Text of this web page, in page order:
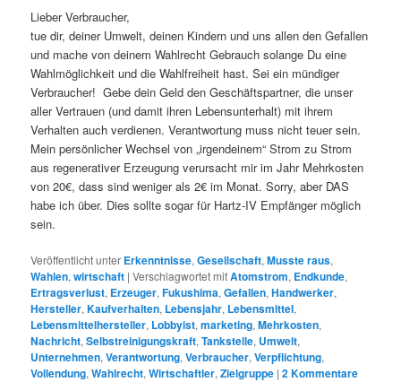
Lieber Verbraucher,
tue dir, deiner Umwelt, deinen Kindern und uns allen den Gefallen
und mache von deinem Wahlrecht Gebrauch solange Du eine
Wahlmöglichkeit und die Wahlfreiheit hast. Sei ein mündiger
Verbraucher! Gebe dein Geld den Geschäftspartner, die unser
aller Vertrauen (und damit ihren Lebensunterhalt) mit ihrem
Verhalten auch verdienen. Verantwortung muss nicht teuer sein.
Mein persönlicher Wechsel von „irgendeinem“ Strom zu Strom
aus regenerativer Erzeugung verursacht mir im Jahr Mehrkosten
von 20€, dass sind weniger als 2€ im Monat. Sorry, aber DAS
habe ich über. Dies sollte sogar für Hartz-IV Empfänger möglich
sein.
Veröffentlicht unter Erkenntnisse,Gesellschaft,Musste raus,
Wahlen,wirtschaft |Verschlagwortet mitAtomstrom, Endkunde,
Ertragsverlust, Erzeuger,Fukushima,Gefallen,Handwerker,
Hersteller,Kaufverhalten, Lebensjahr, Lebensmittel,
Lebensmittelhersteller, Lobbyist,marketing,Mehrkosten,
Nachricht,Selbstreinigungskraft,Tankstelle, Umwelt,
Unternehmen,Verantwortung,Verbraucher,Verpflichtung,
Vollendung,Wahlrecht,Wirtschaftler,Zielgruppe |2Kommentare